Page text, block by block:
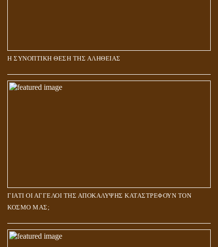
Η ΣΥΝΟΠΤΙΚΗ ΘΕΣΗ ΤΗΣ ΑΛΗΘΕΙΑΣ
ΓΙΑΤΙ ΟΙ ΑΓΓΕΛΟΙ ΤΗΣ ΑΠΟΚΑΛΥΨΗΣ ΚΑΤΑΣΤΡΕΦΟΥΝ ΤΟΝ
ΚΟΣΜΟ ΜΑΣ;